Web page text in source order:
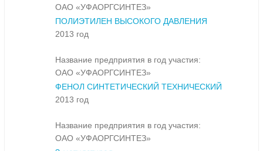
ОАО «УФАОРГСИНТЕЗ»
ПОЛИЭТИЛЕН ВЫСОКОГО ДАВЛЕНИЯ
2013 год
Название предприятия в год участия:
ОАО «УФАОРГСИНТЕЗ»
ФЕНОЛ СИНТЕТИЧЕСКИЙ ТЕХНИЧЕСКИЙ
2013 год
Название предприятия в год участия:
ОАО «УФАОРГСИНТЕЗ»